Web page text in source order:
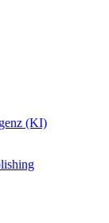
(KI)